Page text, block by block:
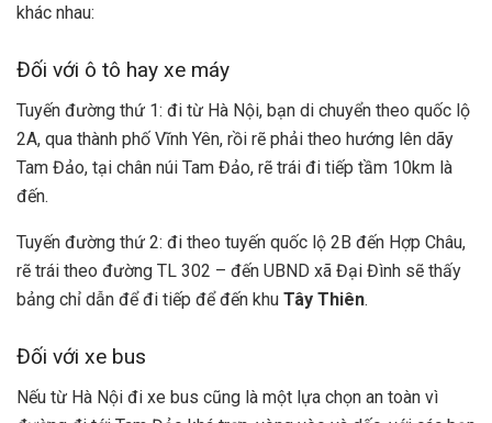
khác nhau:
Đối với ô tô hay xe máy
Tuyến đường thứ 1: đi từ Hà Nội, bạn di chuyển theo quốc lộ
2A, qua thành phố Vĩnh Yên, rồi rẽ phải theo hướng lên dãy
Tam Đảo, tại chân núi Tam Đảo, rẽ trái đi tiếp tầm 10km là
đến.
Tuyến đường thứ 2: đi theo tuyến quốc lộ 2B đến Hợp Châu,
rẽ trái theo đường TL 302 – đến UBND xã Đại Đình sẽ thấy
bảng chỉ dẫn để đi tiếp để đến khu Tây Thiên.
Đối với xe bus
Nếu từ Hà Nội đi xe bus cũng là một lựa chọn an toàn vì